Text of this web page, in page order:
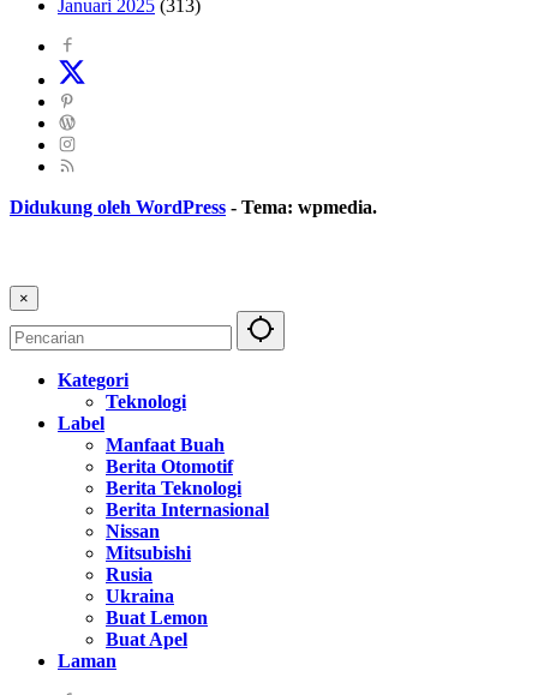
Januari 2025 (313)
Didukung oleh WordPress - Tema: wpmedia.
×
Kategori
Teknologi
Label
Manfaat Buah
Berita Otomotif
Berita Teknologi
Berita Internasional
Nissan
Mitsubishi
Rusia
Ukraina
Buat Lemon
Buat Apel
Laman